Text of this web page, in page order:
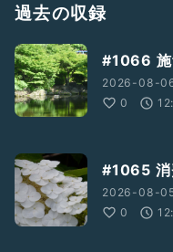
過去の収録
#1066 施
2026-08-
0
#1065 消
2026-08-
0